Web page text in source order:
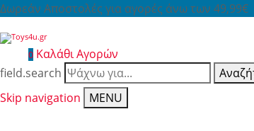
Δωρεάν Αποστολές για αγορές άνω των 49,99€
0 Καλάθι Αγορών
field.search
Skip navigation
MENU